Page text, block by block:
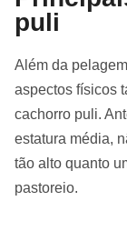
puli
Além da
aspectos físicos
cachorro puli.
estatura média,
tão alto quanto
pastoreio.